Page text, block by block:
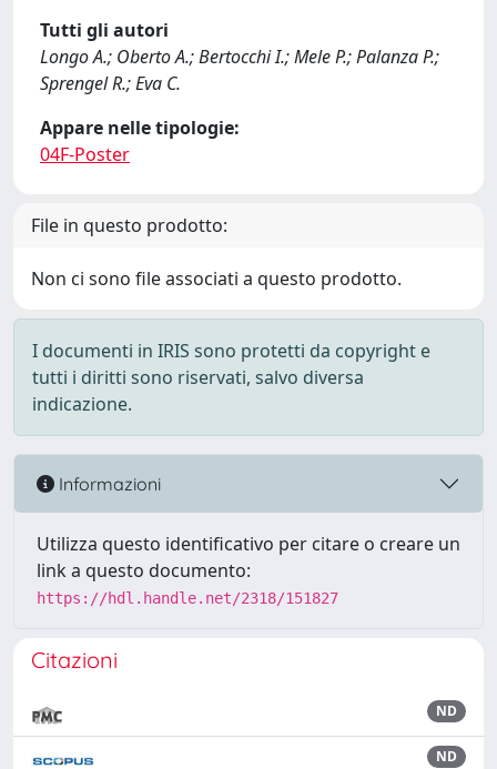
Tutti gli autori
Longo A.; Oberto A.; Bertocchi I.; Mele P.; Palanza P.;
Sprengel R.; Eva C.
Appare nelle tipologie:
04F-Poster
File in questo prodotto:
Non ci sono file associati a questo prodotto.
I documenti in IRIS sono protetti da copyright e
tutti i diritti sono riservati, salvo diversa
indicazione.
Informazioni
Utilizza questo identificativo per citare o creare un
link a questo documento:
https://hdl.handle.net/2318/151827
Citazioni
ND
ND